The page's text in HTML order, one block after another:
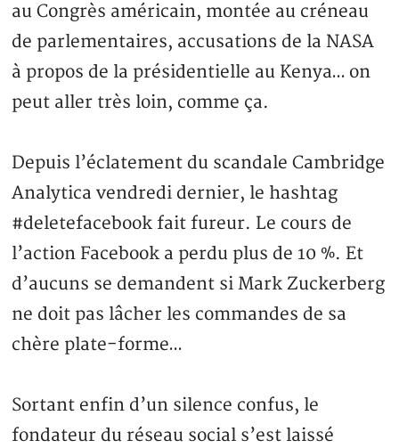
au Congrès américain, montée au créneau
de parlementaires, accusations de la NASA
à propos de la présidentielle au Kenya… on
peut aller très loin, comme ça.
Depuis l’éclatement du scandale Cambridge
Analytica vendredi dernier, le hashtag
#deletefacebook fait fureur. Le cours de
l’action Facebook a perdu plus de 10 %. Et
d’aucuns se demandent si Mark Zuckerberg
ne doit pas lâcher les commandes de sa
chère plate-forme…
Sortant enfin d’un silence confus, le
fondateur du réseau social s’est laissé